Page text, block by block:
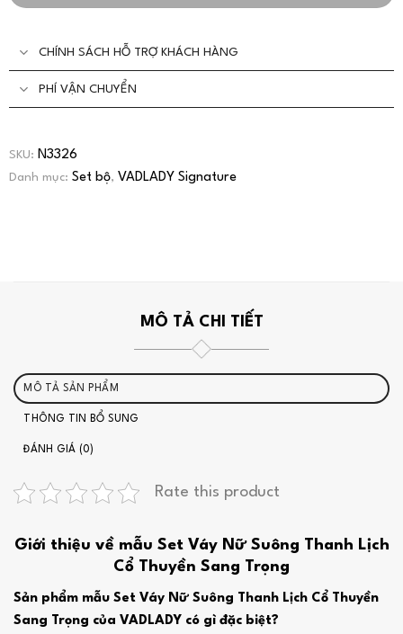
CHÍNH SÁCH HỖ TRỢ KHÁCH HÀNG
PHÍ VẬN CHUYỂN
SKU: N3326
Danh mục: Set bộ, VADLADY Signature
MÔ TẢ CHI TIẾT
MÔ TẢ SẢN PHẨM
THÔNG TIN BỔ SUNG
ĐÁNH GIÁ (0)
Rate this product
Giới thiệu về mẫu Set Váy Nữ Suông Thanh Lịch
Cổ Thuyền Sang Trọng
Sản phẩm mẫu Set Váy Nữ Suông Thanh Lịch Cổ Thuyền
Sang Trọng của VADLADY có gì đặc biệt?